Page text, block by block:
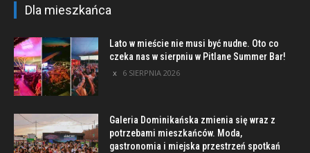
Dla mieszkańca
Lato w mieście nie musi być nudne. Oto co
czeka nas w sierpniu w Pitlane Summer Bar!
6 SIERPNIA 2026
Galeria Dominikańska zmienia się wraz z
potrzebami mieszkańców. Moda,
gastronomia i miejska przestrzeń spotkań